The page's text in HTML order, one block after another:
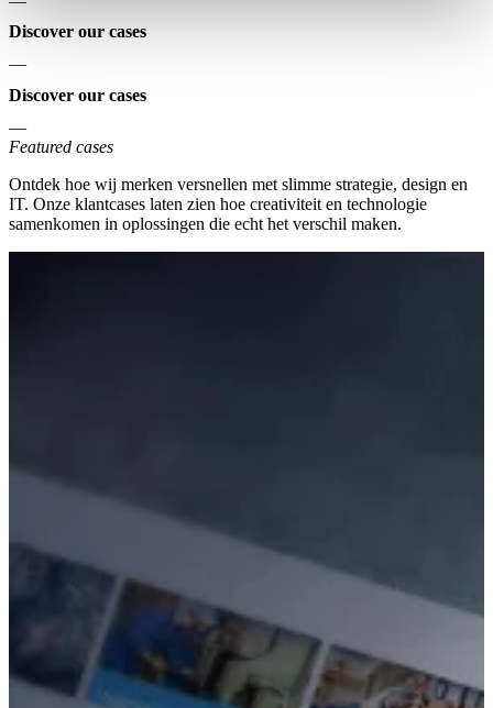
Discover our cases
—
Discover our cases
—
Featured cases
Ontdek hoe wij merken versnellen met slimme strategie, design en
IT. Onze klantcases laten zien hoe creativiteit en technologie
samenkomen in oplossingen die echt het verschil maken.